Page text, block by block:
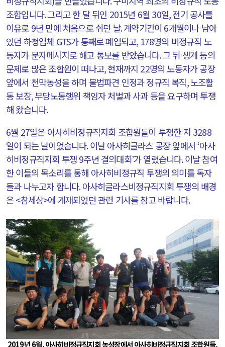
조합입니다.그리고 한 달 뒤인 2015년 6월 30일,전기 공사를
이유로 9년 만에 처음으로 쉬던 날.계약기간이 6개월이나 남아
있던 하청업체 GTS가 통째로 폐업되고, 178명의 비정규직 노
동자가 문자메시지로 해고 통보를 받았습니다.그 뒤 생계 등의
문제로 많은 조합원이 떠나고,현재까지 22명의 노동자가 공장
앞에서 천막농성을 하며 불법파견 인정과 정규직 복직,노조활
동 보장,부당노동행위 책임자 처벌과 사과 등을 요구하며 투쟁
해 왔습니다.
6월 27일은 아사히비정규직지회 조합원들이 투쟁한 지 3288
일이 되는 날이었습니다.이날 아사히글라스 공장 앞에서 ‘아사
히비정규직지회 투쟁 9주년 결의대회’가 열렸습니다.이날 참여
한 이들의 목소리를 통해 아사히비정규직 투쟁의 의미를 독자
들과 나누고자 합니다.아사히글라스비정규직지회 투쟁의 배경
은<참세상>에 게재되었던 관련 기사를 참고 바랍니다.
2019년6월,아사히비정규직지회 농성장에서 아사히비정규직지회 조합원들.